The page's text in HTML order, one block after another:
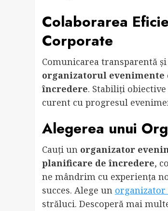
Colaborarea
Corporate
Comunicarea transparentă
organizatorul evenimente
încredere. Stabiliți
curent cu progresul
Alegerea unui
Cauți un organizator
planificare de încredere,
ne mândrim cu experiența
succes. Alege un organizator
străluci. Descoperă mai